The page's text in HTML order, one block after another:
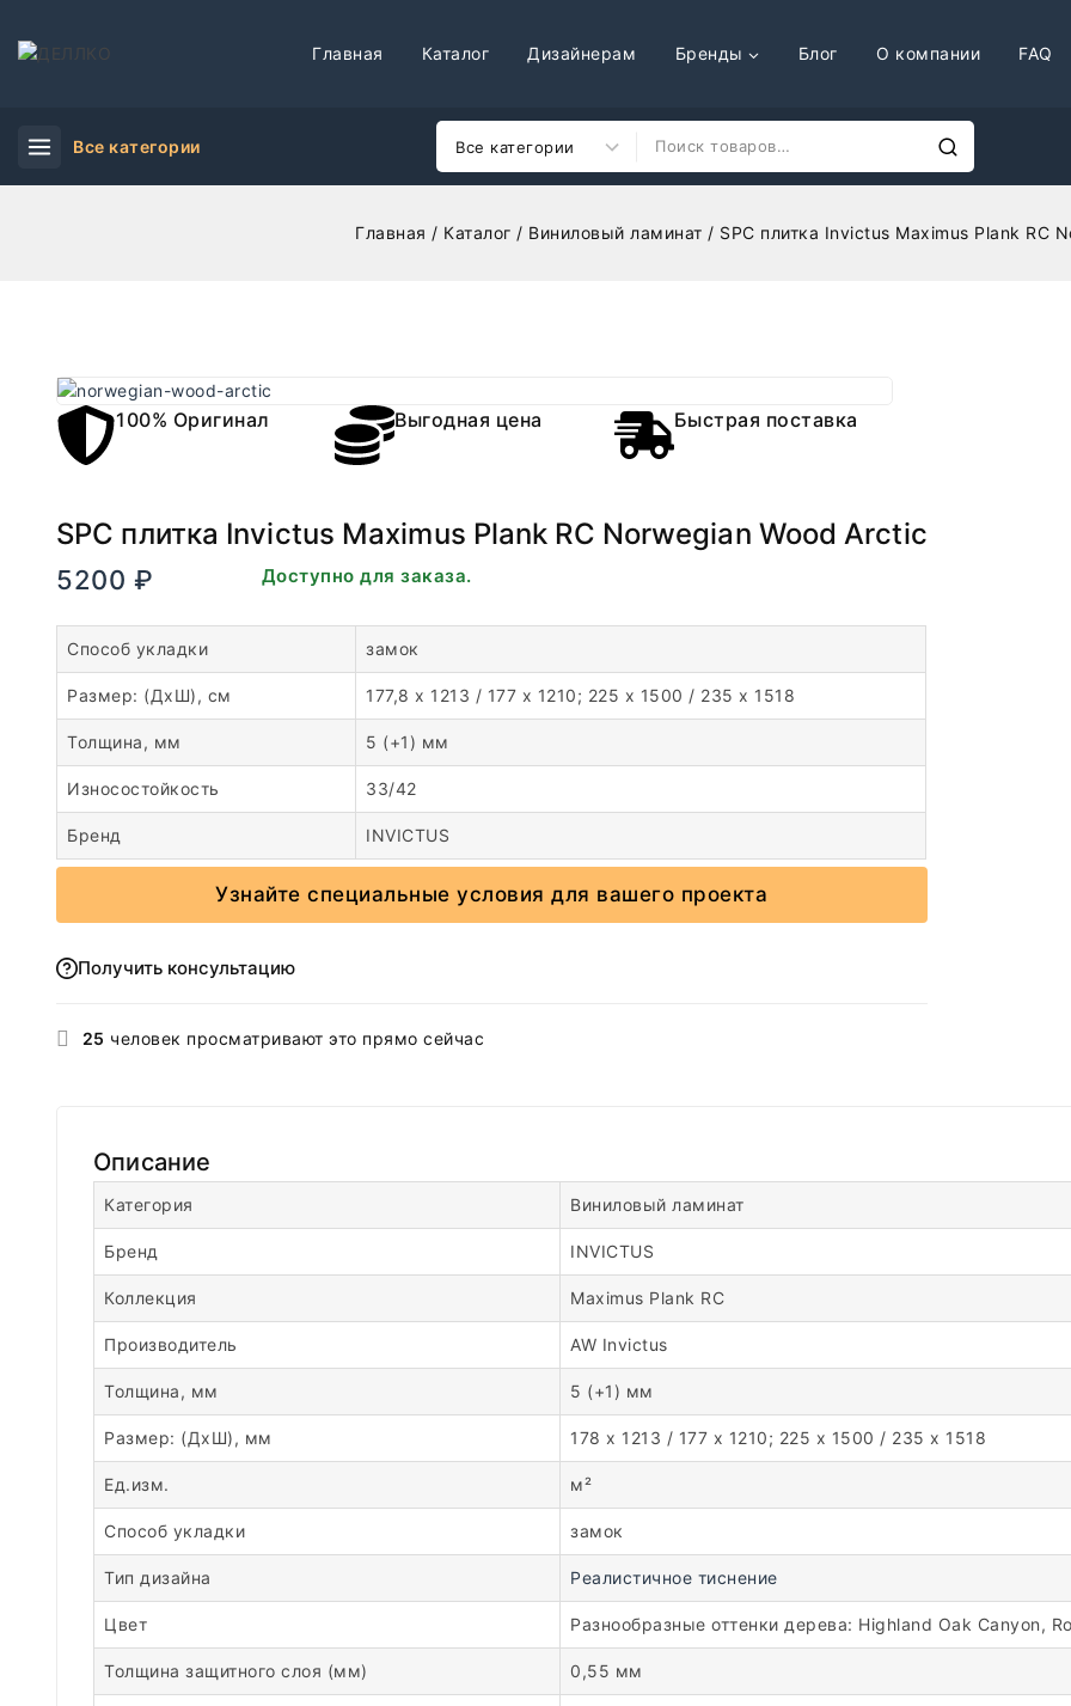
Главная Каталог Дизайнерам Бренды Блог О компании FAQ
Все категории
Главная / Каталог / Виниловый ламинат / SPC плитка Invictus Maximus Plank RC
100% Оригинал Выгодная цена Быстрая поставка
SPC плитка Invictus Maximus Plank RC Norwegian Wood Arctic
5200 ₽ В наличии. Доступно для заказа.
Способ укладки замок
Размер: (ДхШ), см 177,8 x 1213 / 177 x 1210; 225 x 1500 / 235 x 1518
Толщина, мм 5 (+1) мм
Износостойкость 33/42
Бренд INVICTUS
Узнайте специальные условия для вашего проекта
Получить консультацию
25 человек просматривают это прямо сейчас
Описание
Категория Виниловый ламинат
Бренд INVICTUS
Коллекция Maximus Plank RC
Производитель AW Invictus
Толщина, мм 5 (+1) мм
Размер: (ДхШ), мм 178 x 1213 / 177 x 1210; 225 x 1500 / 235 x 1518
Ед.изм. м²
Способ укладки замок
Тип дизайна Реалистичное тиснение
Цвет Разнообразные оттенки дерева: Highland Oak Canyon,
Толщина защитного слоя (мм) 0,55 мм